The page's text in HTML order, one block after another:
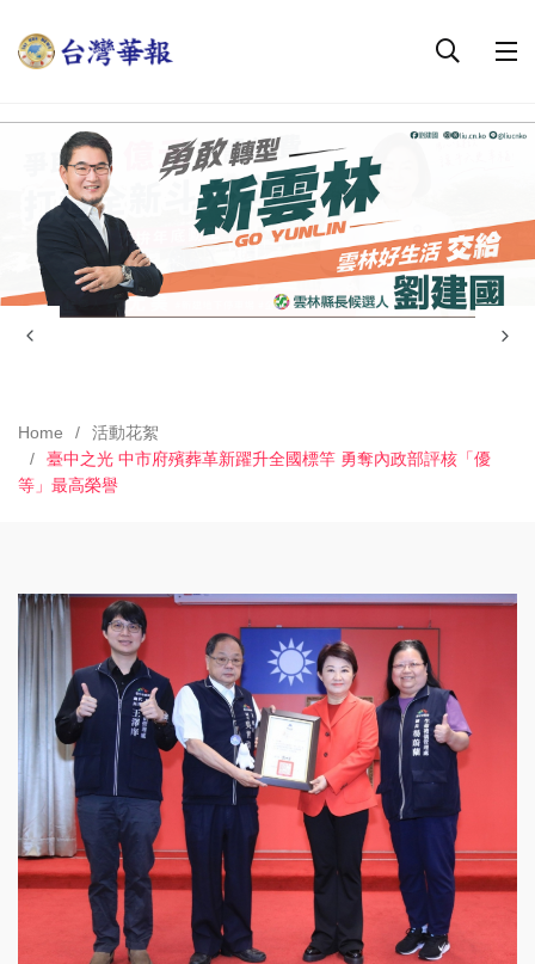
Home
活動花絮
臺中之光 中市府殯葬革新躍升全國標竿 勇奪內政部評核「優
等」最高榮譽